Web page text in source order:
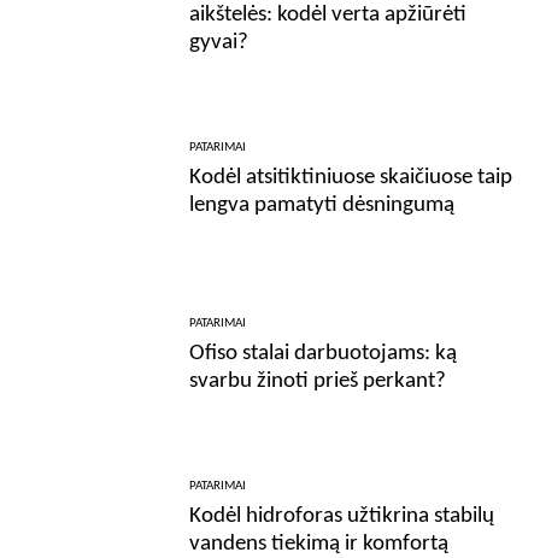
aikštelės: kodėl verta apžiūrėti
gyvai?
PATARIMAI
Kodėl atsitiktiniuose skaičiuose taip
lengva pamatyti dėsningumą
PATARIMAI
Ofiso stalai darbuotojams: ką
svarbu žinoti prieš perkant?
PATARIMAI
Kodėl hidroforas užtikrina stabilų
vandens tiekimą ir komfortą